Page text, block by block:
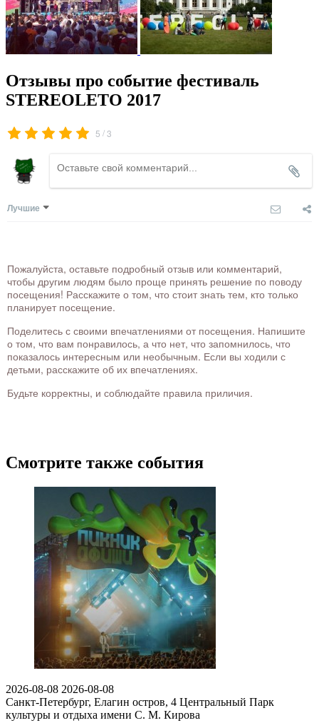
Отзывы про событие фестиваль
STEREOLETO 2017
5 /3
Лучшие
Пожалуйста, оставьте подробный отзыв или комментарий,
чтобы другим людям было проще принять решение по поводу
посещения! Расскажите о том, что стоит знать тем, кто только
планирует посещение.
Поделитесь с своими впечатлениями от посещения. Напишите
о том, что вам понравилось, а что нет, что запомнилось, что
показалось интересным или необычным. Если вы ходили с
детьми, расскажите об их впечатлениях.
Будьте корректны, и соблюдайте правила приличия.
Смотрите также события
2026-08-08 2026-08-08
Санкт-Петербург, Елагин остров, 4 Центральный Парк
культуры и отдыха имени С. М. Кирова